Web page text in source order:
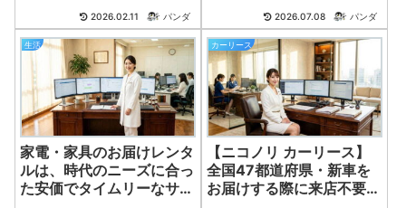
2026.02.11 パンダ 2026.07.08 パンダ
生活
家電・家具のお届けレンタ
ルは、時代のニーズに合っ
た安価でタイムリーなサー
カーリース
【ニコノリ カーリース】
全国47都道府県・新車を
お届けする際に来店不要プ